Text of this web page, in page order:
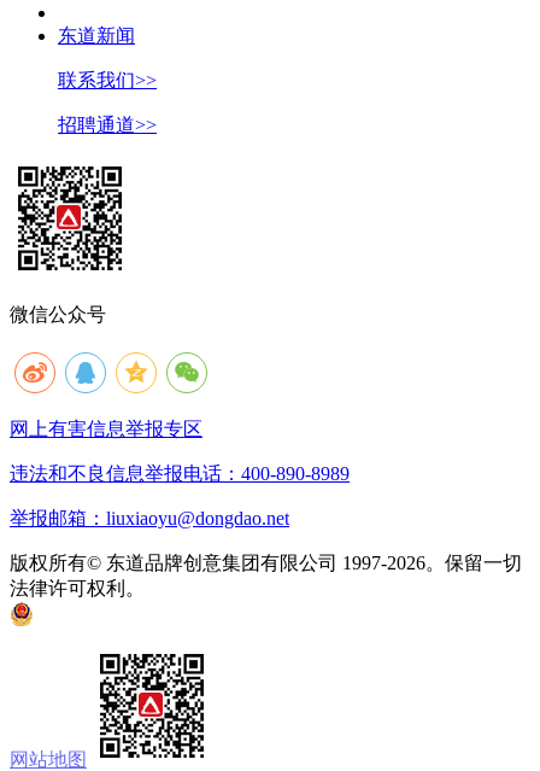
东道新闻
联系我们>>
招聘通道>>
微信公众号
网上有害信息举报专区
违法和不良信息举报电话：400-890-8989
举报邮箱：liuxiaoyu@dongdao.net
版权所有© 东道品牌创意集团有限公司 1997-2026。保留一切
法律许可权利。
网站地图